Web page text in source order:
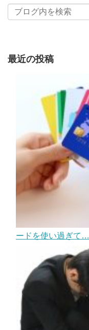
最近の投稿
ードを使い過ぎて…